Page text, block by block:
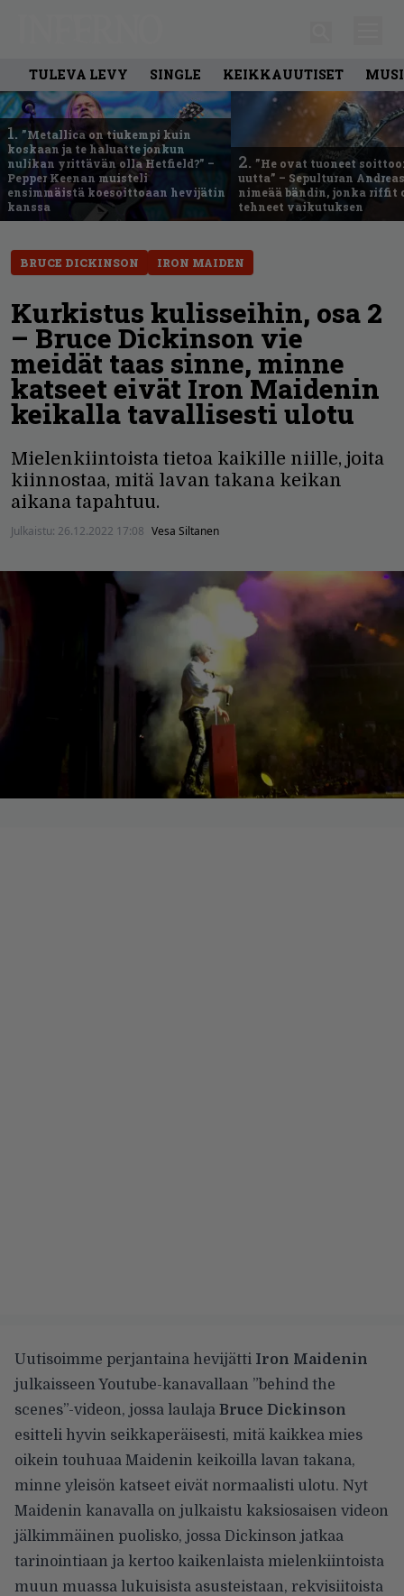
TULEVA LEVY SINGLE KEIKKAUUTISET
1. ”Metallica on tiukempi kuin
koskaan ja te haluatte jonkun
nulikan yrittävän olla Hetfield?” –
Pepper Keenan muisteli
ensimmäistä koesoittoaan hevijätin
kanssa
2. ”He ovat tuoneet
uutta” – Sepulturan
nimeää bändin, jonka riffit
tehneet vaikutuksen
BRUCE DICKINSON IRON MAIDEN
Kurkistus kulisseihin, osa 2
– Bruce Dickinson vie
meidät taas sinne, minne
katseet eivät Iron Maidenin
keikalla tavallisesti ulotu
Mielenkiintoista tietoa kaikille niille, joita
kiinnostaa, mitä lavan takana keikan
aikana tapahtuu.
Julkaistu: 26.12.2022 17:08 Vesa Siltanen
Uutisoimme perjantaina hevijätti Iron Maidenin
julkaisseen Youtube-kanavallaan ”behind the
scenes”-videon, jossa laulaja Bruce Dickinson
esitteli hyvin seikkaperäisesti, mitä kaikkea mies
oikein touhuaa Maidenin keikoilla lavan takana,
minne yleisön katseet eivät normaalisti ulotu. Nyt
Maidenin kanavalla on julkaistu kaksiosaisen videon
jälkimmäinen puolisko, jossa Dickinson jatkaa
tarinointiaan ja kertoo kaikenlaista mielenkiintoista
muun muassa lukuisista asusteistaan, rekvisiitoista